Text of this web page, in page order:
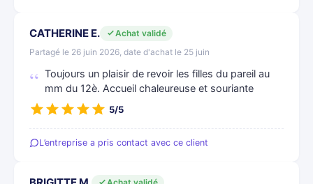
CATHERINE E.
Achat validé
Partagé le 26 juin 2026, date d'achat le 25 juin
Toujours un plaisir de revoir les filles du pareil au
mm du 12è. Accueil chaleureuse et souriante
5/5
L’entreprise a pris contact avec ce client
Achat validé